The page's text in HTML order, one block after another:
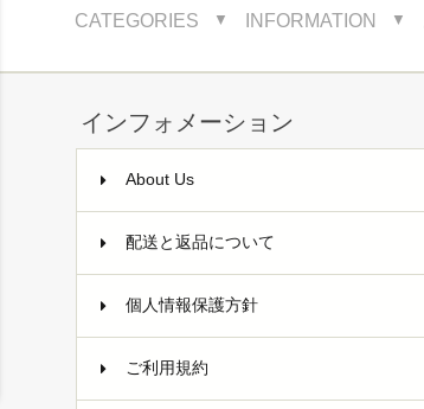
CATEGORIES ▼ INFORMATION ▼
インフォメーション
About Us
配送と返品について
個人情報保護方針
ご利用規約